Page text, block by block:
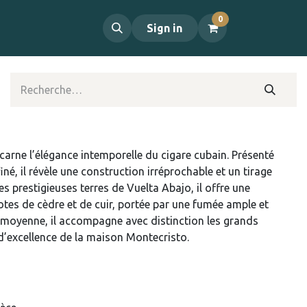
Sign in
0
l’élégance intemporelle du cigare cubain. Présenté
il révèle une construction irréprochable et un tirage
prestigieuses terres de Vuelta Abajo, il offre une
de cèdre et de cuir, portée par une fumée ample et
il accompagne avec distinction les grands
de la maison Montecristo.